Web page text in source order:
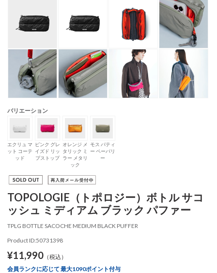
バリエーション
エクリュ マ
ット コーテ
ッド
ピンク グレ
イズド リッ
プストップ
オレンジ メ
タリック ミ
ラー メタリ
ック
モス パティ
ー ペーパリ
ー
TOPOLOGIE（トポロジー）ボトル サコ
ッシュ ミディアム ブラック パファー
TPLG BOTTLE SACOCHE MEDIUM BLACK PUFFER
Product ID:50731398
¥11,990 （税込）
会員ランクに応じて 最大1090ポイント付与